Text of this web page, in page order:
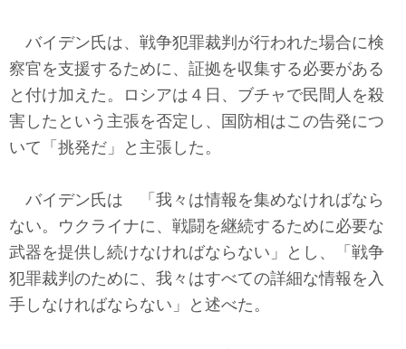
バイデン氏は、戦争犯罪裁判が行われた場合に検
察官を支援するために、証拠を収集する必要がある
と付け加えた。ロシアは４日、ブチャで民間人を殺
害したという主張を否定し、国防相はこの告発につ
いて「挑発だ」と主張した。
バイデン氏は 「我々は情報を集めなければなら
ない。ウクライナに、戦闘を継続するために必要な
武器を提供し続けなければならない」とし、「戦争
犯罪裁判のために、我々はすべての詳細な情報を入
手しなければならない」と述べた。